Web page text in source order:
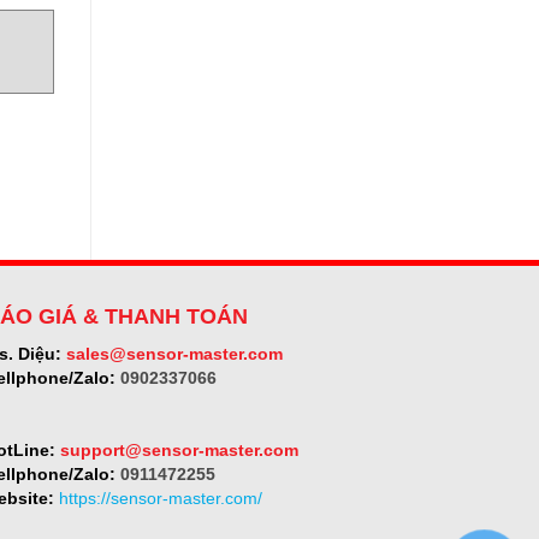
GIÁ & THANH TOÁN
Diệu: sales@sensor-master.com
Zalo: 0902337066
support@sensor-master.com
Zalo: 0911472255
https://sensor-master.com/